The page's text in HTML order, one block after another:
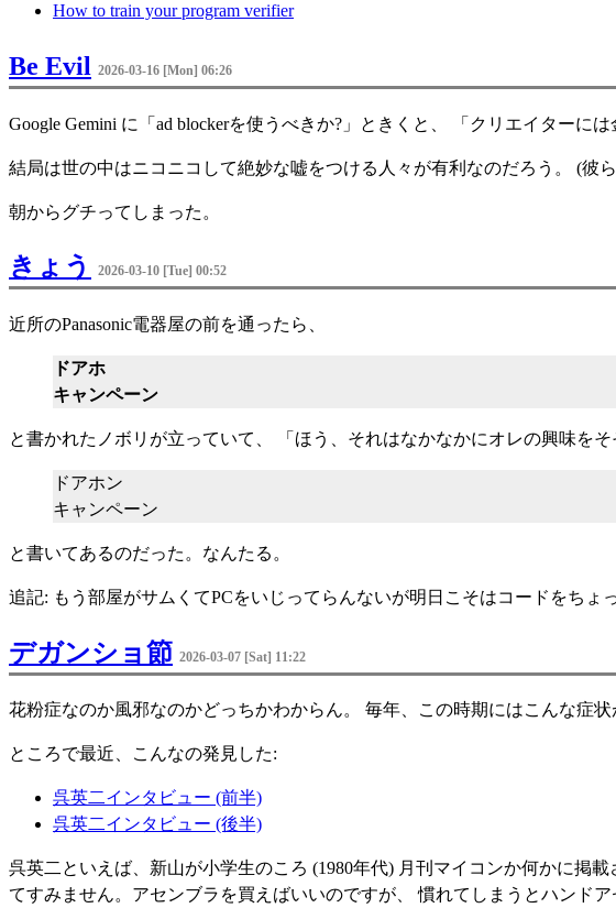
How to train your program verifier
Be Evil 2026-03-16 [Mon] 06:26
Google Gemini に「ad blockerを使うべきか?」ときくと、 「クリエイター
結局は世の中はニコニコして絶妙な嘘をつける人々が有利なのだろう。 (
朝からグチってしまった。
きょう 2026-03-10 [Tue] 00:52
近所のPanasonic電器屋の前を通ったら、
ドアホ
キャンペーン
と書かれたノボリが立っていて、 「ほう、それはなかなかにオレの興味を
ドアホン
キャンペーン
と書いてあるのだった。なんたる。
追記: もう部屋がサムくてPCをいじってらんないが明日こそはコードをちょ
デガンショ節 2026-03-07 [Sat] 11:22
花粉症なのか風邪なのかどっちかわからん。 毎年、この時期にはこんな症状
ところで最近、こんなの発見した:
呉英二インタビュー (前半)
呉英二インタビュー (後半)
呉英二といえば、新山が小学生のころ (1980年代) 月刊マイコンか何かに掲
てすみません。アセンブラを買えばいいのですが、 慣れてしまうとハンド